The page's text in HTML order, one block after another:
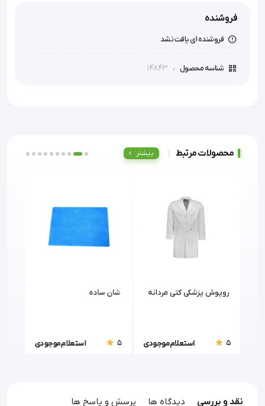
فروشنده
فروشنده ای یافت نشد
شناسه محصول 14843
محصولات مرتبط بیشتر
روپوش پزشکی کتی مردانه
5 استعلام موجودی
شان ساده
5 استعلام موجودی
نقد و بررسی دیدگاه ها پرسش و پاسخ ها